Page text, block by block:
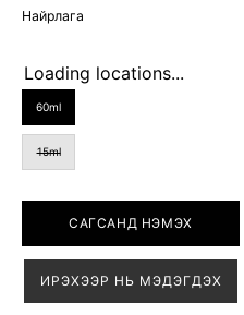
Найрлага
Loading locations...
SIZE
60ml
15ml
САГСАНД НЭМЭХ
ИРЭХЭЭР НЬ МЭДЭГДЭХ